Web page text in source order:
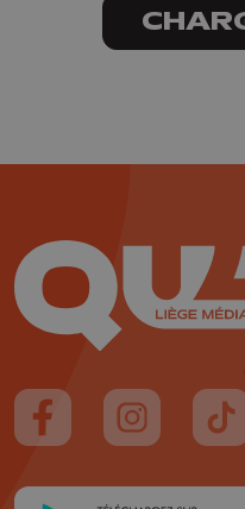
Suivez-nous surSuivez-nous